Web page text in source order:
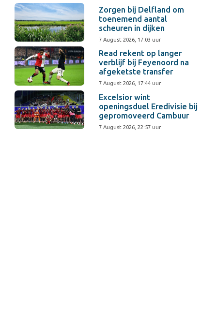
Zorgen bij Delfland om
toenemend aantal
scheuren in dijken
7 August 2026, 17:03 uur
Read rekent op langer
verblijf bij Feyenoord na
afgeketste transfer
7 August 2026, 17:44 uur
Excelsior wint
openingsduel Eredivisie bij
gepromoveerd Cambuur
7 August 2026, 22:57 uur